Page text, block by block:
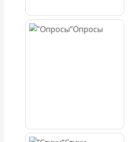
Опросы